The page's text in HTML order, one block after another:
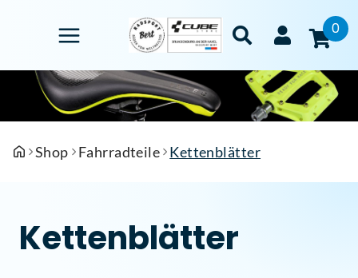
0
Shop Fahrradteile Kettenblätter
Kettenblätter